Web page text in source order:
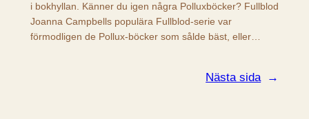
i bokhyllan. Känner du igen några Polluxböcker? Fullblod
Joanna Campbells populära Fullblod-serie var
förmodligen de Pollux-böcker som sålde bäst, eller…
Nästa sida →